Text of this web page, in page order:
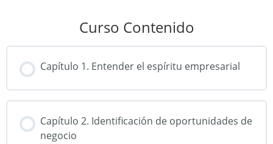
Curso Contenido
Capítulo 1. Entender el espíritu empresarial
Capítulo 2. Identificación de oportunidades de
negocio